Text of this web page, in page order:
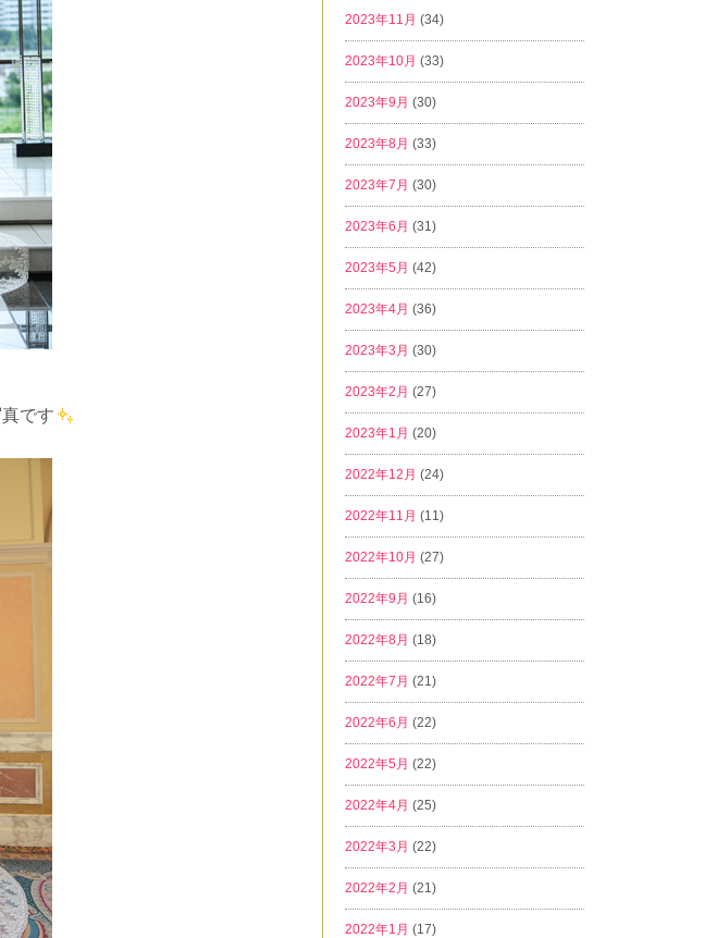
です
2023年11月 (34)
2023年10月 (33)
2023年9月 (30)
2023年8月 (33)
2023年7月 (30)
2023年6月 (31)
2023年5月 (42)
2023年4月 (36)
2023年3月 (30)
2023年2月 (27)
2023年1月 (20)
2022年12月 (24)
2022年11月 (11)
2022年10月 (27)
2022年9月 (16)
2022年8月 (18)
2022年7月 (21)
2022年6月 (22)
2022年5月 (22)
2022年4月 (25)
2022年3月 (22)
2022年2月 (21)
2022年1月 (17)